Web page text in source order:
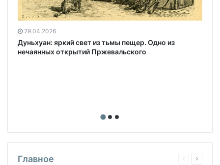
29.04.2026
Дуньхуан: яркий свет из тьмы пещер. Одно из
нечаянных открытий Пржевальского
Главное